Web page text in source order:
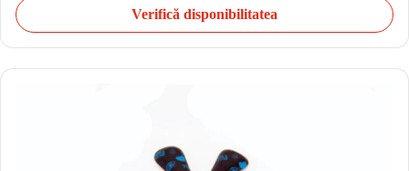
Verifică disponibilitatea